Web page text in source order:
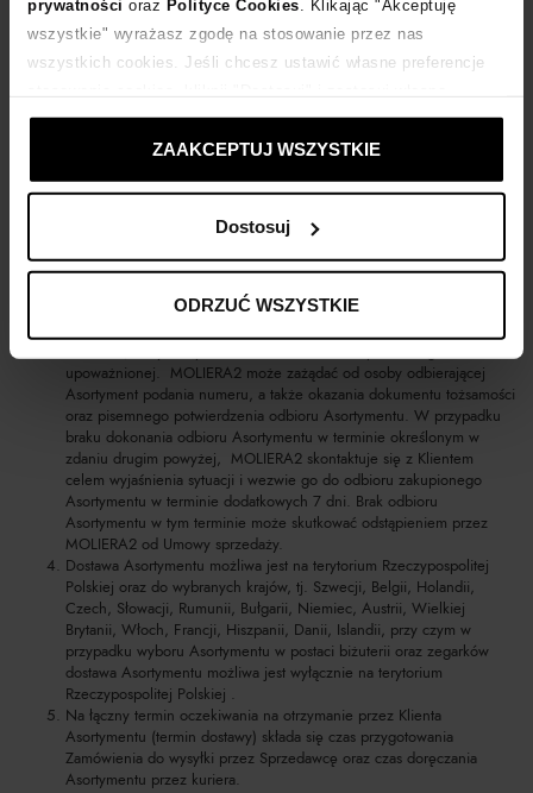
prywatności oraz Polityce Cookies . Klikając "Akceptuję
wszystkie" wyrażasz zgodę na stosowanie przez nas
wszystkich cookies. Jeśli chcesz ustawić własne preferencje
ustawienia prywatności.
ZAAKCEPTUJ WSZYSTKIE
Dostosuj
ODRZUĆ WSZYSTKIE
w razie wątpliwości miejsce, w którym Asortyment powinien zostać
odebrany według wskazania Klienta).
Dostawa Asortymentu odbywa się w sposób wybrany przez Klienta
(kurier, paczkomat, punkt lub automat DHL POP, bądź odbiór
ile są naliczane, opłacane są przez Klienta przy opłacaniu
Zamówienia. Dostępne aktualne metody oraz koszty dostawy
Asortymentu są wskazane w zakładce „Dostawa i formy płatności”
oraz każdorazowo w zakładce danego Asortymentu, w tym także w
chwili wyrażenia przez Klienta woli związania Umową sprzedaży.
W przypadku odbioru osobistego Klient zostanie poinformowany na
adres e-mail wskazany podczas składania Zamówienia o możliwości
odbioru Asortymentu. Asortyment może być odebrany w godzinach
w terminie 7 dni od otrzymania wiadomości, o którym mowa w
upoważnionej. MOLIERA2 może zażądać od osoby odbierającej
Asortyment podania numeru, a także okazania dokumentu tożsamości
oraz pisemnego potwierdzenia odbioru Asortymentu. W przypadku
braku dokonania odbioru Asortymentu w terminie określonym w
zdaniu drugim powyżej, MOLIERA2 skontaktuje się z Klientem
celem wyjaśnienia sytuacji i wezwie go do odbioru zakupionego
Asortymentu w terminie dodatkowych 7 dni. Brak odbioru
Asortymentu w tym terminie może skutkować odstąpieniem przez
MOLIERA2 od Umowy sprzedaży.
Dostawa Asortymentu możliwa jest na terytorium Rzeczypospolitej
Polskiej oraz do wybranych krajów, tj. Szwecji, Belgii, Holandii,
Czech, Słowacji, Rumunii, Bułgarii, Niemiec, Austrii, Wielkiej
Brytanii, Włoch, Francji, Hiszpanii, Danii, Islandii, przy czym w
przypadku wyboru Asortymentu w postaci biżuterii oraz zegarków
dostawa Asortymentu możliwa jest wyłącznie na terytorium
Rzeczypospolitej Polskiej .
Na łączny termin oczekiwania na otrzymanie przez Klienta
Asortymentu (termin dostawy) składa się czas przygotowania
Zamówienia do wysyłki przez Sprzedawcę oraz czas doręczania
Asortymentu przez kuriera.